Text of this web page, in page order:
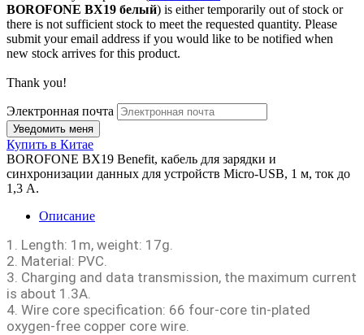
BOROFONE BX19 белый) is either temporarily out of stock or
there is not sufficient stock to meet the requested quantity. Please
submit your email address if you would like to be notified when
new stock arrives for this product.
Thank you!
Электронная почта
Купить в Китае
BOROFONE BX19 Benefit, кабель для зарядки и
синхронизации данных для устройств Micro-USB, 1 м, ток до
1,3 А.
Описание
1. Length: 1m, weight: 17g.
2. Material: PVC.
3. Charging and data transmission, the maximum current
is about 1.3A.
4. Wire core specification: 66 four-core tin-plated
oxygen-free copper core wire.